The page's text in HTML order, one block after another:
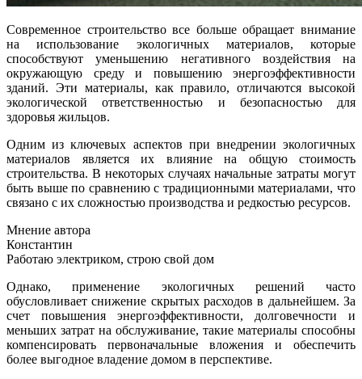
Современное строительство все больше обращает внимание
на использование экологичных материалов, которые
способствуют уменьшению негативного воздействия на
окружающую среду и повышению энергоэффективности
зданий. Эти материалы, как правило, отличаются высокой
экологической ответственностью и безопасностью для
здоровья жильцов.
Одним из ключевых аспектов при внедрении экологичных
материалов является их влияние на общую стоимость
строительства. В некоторых случаях начальные затраты могут
быть выше по сравнению с традиционными материалами, что
связано с их сложностью производства и редкостью ресурсов.
Мнение автора
Константин
Работаю электриком, строю свой дом
Однако, применение экологичных решений часто
обусловливает снижение скрытых расходов в дальнейшем. За
счет повышения энергоэффективности, долговечности и
меньших затрат на обслуживание, такие материалы способны
компенсировать первоначальные вложения и обеспечить
более выгодное владение домом в перспективе.